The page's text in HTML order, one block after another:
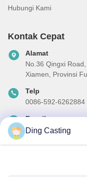
Hubungi Kami
Kontak Cepat
Alamat
No.36 Qingxi
Xiamen, Provinsi
Telp
0086-592-6262884
E-mail
dzivy@idzxm.cn
Ding Casting